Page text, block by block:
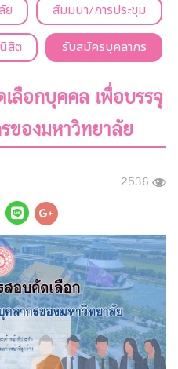
ย
สัมมนา/การประชุม
สิต รับสมัครบุคลากร
ลือกบุคคล เพื่อบรรจุ
ของมหาวิทยาลัย
2536